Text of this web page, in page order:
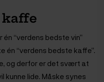
kaffe
“verdens bedste vin”
én “verdens bedste kaffe”.
og derfor er det svært at
kunne lide. Måske synes